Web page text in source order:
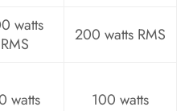
watts
RMS
200 watts RMS
watts 100 watts